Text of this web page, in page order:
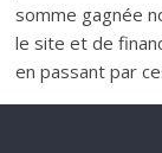
somme gagnée
le site et de
en passant par